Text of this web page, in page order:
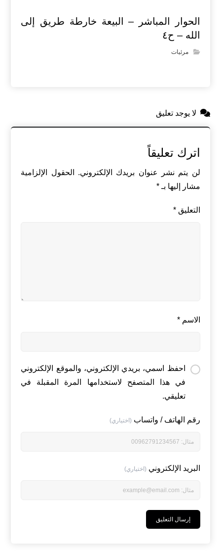
الحوار المباشر – البيعة خارطة طريق إلى
الله – ح٤
مرئيات
لا يوجد تعليق
اترك تعليقاً
لن يتم نشر عنوان بريدك الإلكتروني.
الحقول الإلزامية
مشار إليها بـ*
التعليق*
الاسم*
احفظ اسمي، بريدي الإلكتروني، والموقع الإلكتروني
في هذا المتصفح لاستخدامها المرة المقبلة في
تعليقي.
رقم الهاتف / واتساب (اختياري)
البريد الإلكتروني (اختياري)